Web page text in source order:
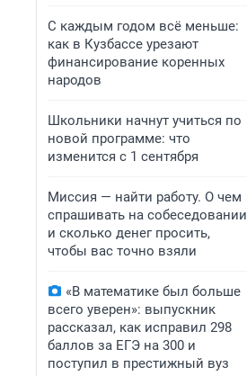
С каждым годом всё меньше:
как в Кузбассе урезают
финансирование коренных
народов
Школьники начнут учиться по
новой программе: что
изменится с 1 сентября
Миссия — найти работу. О чем
спрашивать на собеседовании
и сколько денег просить,
чтобы вас точно взяли
«В математике был больше
всего уверен»: выпускник
рассказал, как исправил 298
баллов за ЕГЭ на 300 и
поступил в престижный вуз